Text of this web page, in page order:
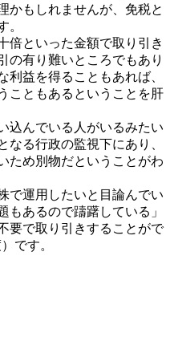
かもしれませんが、免税と
。
倍といった金額で取り引き
の有り難いところでもあり
利益を得ることもあれば、
こともあるということを肝
込んでいる人がいるみたい
なる行政の監視下にあり、
ため別物だということがわ
で運用したいと目論んでい
もあるので躊躇している」
要で取り引きすることがで
です。